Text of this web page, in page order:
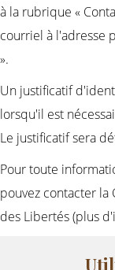
à la rubrique «
courriel à l'adresse
».
Un justificatif
lorsqu'il est
Le justificatif sera
Pour toute
pouvez contacter
des Libertés (plus